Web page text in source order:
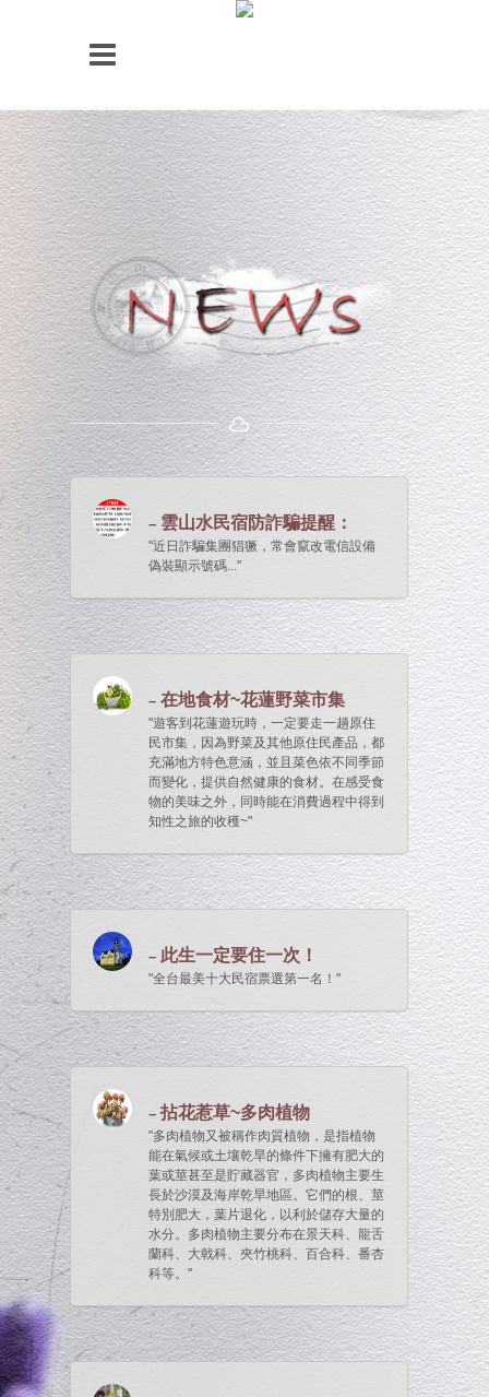
雲山水民宿防詐騙提醒：
近日詐騙集團猖獗，常會竄改電信設備
偽裝顯示號碼...
在地食材~花蓮野菜市集
遊客到花蓮遊玩時，一定要走一趟原住
民市集，因為野菜及其他原住民產品，都
充滿地方特色意涵，並且菜色依不同季節
而變化，提供自然健康的食材。在感受食
物的美味之外，同時能在消費過程中得到
知性之旅的收穫~
此生一定要住一次！
全台最美十大民宿票選第一名！
拈花惹草~多肉植物
多肉植物又被稱作肉質植物，是指植物
能在氣候或土壤乾旱的條件下擁有肥大的
葉或莖甚至是貯藏器官，多肉植物主要生
長於沙漠及海岸乾旱地區。它們的根、莖
特別肥大，葉片退化，以利於儲存大量的
水分。多肉植物主要分布在景天科、龍舌
蘭科、大戟科、夾竹桃科、百合科、番杏
科等。